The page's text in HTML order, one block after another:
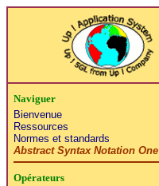
Naviguer
Bienvenue
Ressources
Normes et standards
Abstract Syntax Notation One
Opérateurs